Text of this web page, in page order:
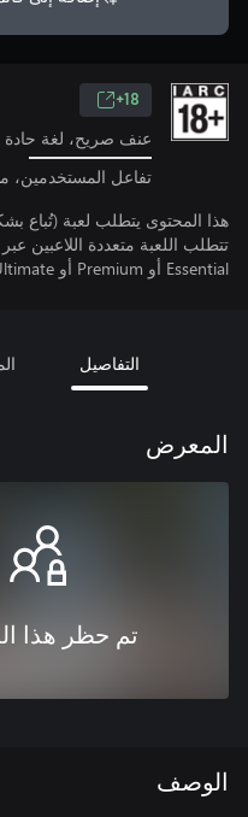
18+
عنف صريح، لغة حادة
تفاعل المستخدمين،
هذا المحتوى يتطلب لعبة (تُباع
Essential أو Premium أو Ultimate (اشتراكات تُباع بشكل منفصل).
التفاصيل
المعرض
تم حظر هذا
الوصف